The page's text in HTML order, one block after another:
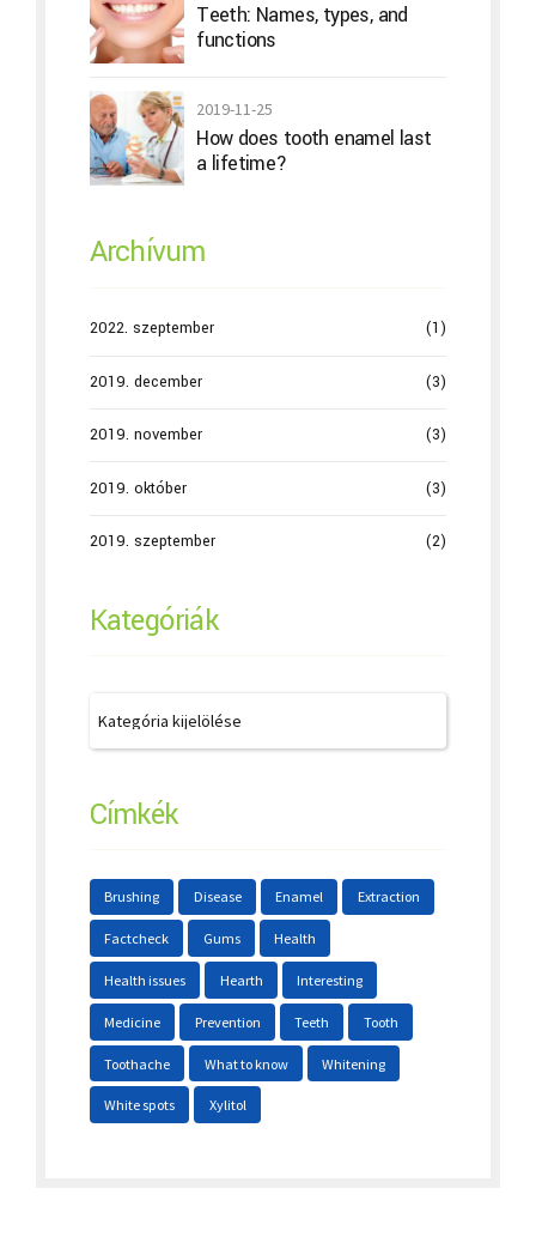
Teeth: Names, types, and
functions
2019-11-25
How does tooth enamel last
a lifetime?
Archívum
2022. szeptember (1)
2019. december (3)
2019. november (3)
2019. október (3)
2019. szeptember (2)
Kategóriák
Címkék
Brushing Disease Enamel Extraction
Factcheck Gums Health
Health issues Hearth Interesting
Medicine Prevention Teeth Tooth
Toothache What to know Whitening
White spots Xylitol